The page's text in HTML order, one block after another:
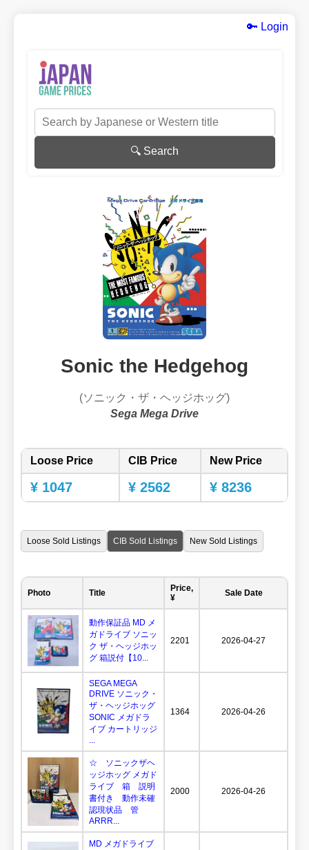
🔑 Login
🔍 Search
Sonic the Hedgehog
(ソニック・ザ・ヘッジホッグ)
Sega Mega Drive
Loose Price CIB Price New Price
¥ 1047 ¥ 2562 ¥ 8236
Loose Sold Listings CIB Sold Listings New Sold Listings
Photo Title
Price,
¥
Sale Date
動作保証品 MD メ
ガドライブ ソニッ
ク ザ・ヘッジホッ
グ 箱説付【10...
2201 2026-04-27
SEGA MEGA
DRIVE ソニック・
ザ・ヘッジホッグ
SONIC メガドラ
イブ カートリッジ
...
1364 2026-04-26
☆ ソニックザヘ
ッジホッグ メガド
ライブ 箱 説明
書付き 動作未確
認現状品 管
ARRR...
2000 2026-04-26
MD メガドライブ